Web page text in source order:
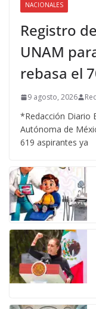
NACIONALES
Registro
UNAM
rebasa el
9 agosto, 2026
*Redacción Diario
Autónoma de
619 aspirantes ya